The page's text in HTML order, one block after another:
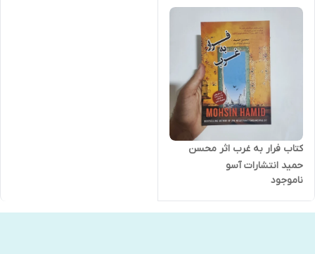
کتاب فرار به غرب اثر محسن
حمید انتشارات آسو
ناموجود